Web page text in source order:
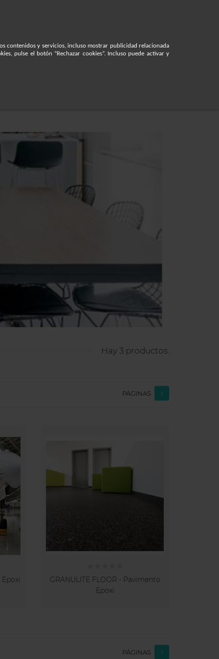
contenidos y servicios, incluso mostrar publicidad relacionada
pulse el botón “Rechazar cookies”. Incluso puede activar y
Hay 3 productos.
PÁGINAS 1
GRANULITE FLOOR - Pavimento
Epoxi
PÁGINAS 1